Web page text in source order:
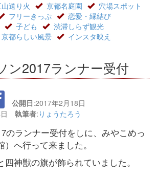
山送り火 京都名庭園
穴場スポット
フリーきっぷ
恋愛・縁結び
子ども
渋滞しらず観光
京都らしい風景 インスタ映え
ン2017ランナー受付
公開日:2017年2月18日
執筆者: りょうたろう
のランナー受付をしに、みやこめっ
へ行って来ました。
神獣の旗が飾られていました。